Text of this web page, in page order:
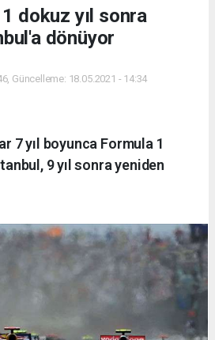
dokuz yıl sonra
dönüyor
Güncelleme: 18.05.2021 - 14:34
7 yıl boyunca Formula 1
9 yıl sonra yeniden